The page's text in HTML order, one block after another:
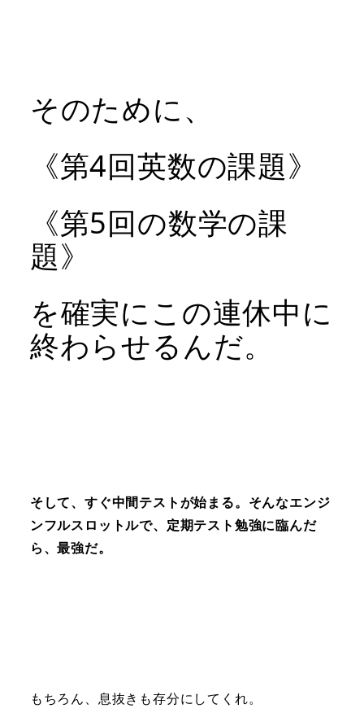
そのために、
《第4回英数の課題》
《第5回の数学の課
題》
を確実にこの連休中に
終わらせるんだ。
そして、すぐ中間テストが始まる。そんなエンジ
ンフルスロットルで、定期テスト勉強に臨んだ
ら、最強だ。
もちろん、息抜きも存分にしてくれ。